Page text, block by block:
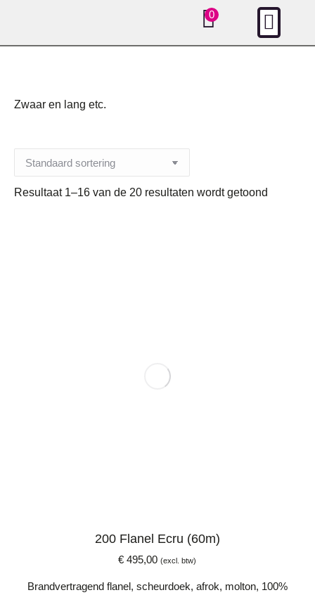
Zwaar en lang etc.
Resultaat 1–16 van de 20 resultaten wordt getoond
200 Flanel Ecru (60m)
€ 495,00 (excl. btw)
Brandvertragend flanel, scheurdoek, afrok, molton, 100%